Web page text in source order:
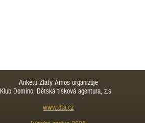
Anketu Zlatý Ámos organizuje
Klub Domino, Dětská tisková agentura, z.s.
www.dta.cz